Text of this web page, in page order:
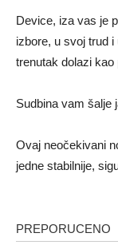
Device, iza vas je
izbore, u svoj trud
trenutak dolazi kao
Sudbina vam
Ovaj neočekivani
jedne stabilnije,